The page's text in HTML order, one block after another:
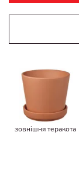
зовнішня теракота